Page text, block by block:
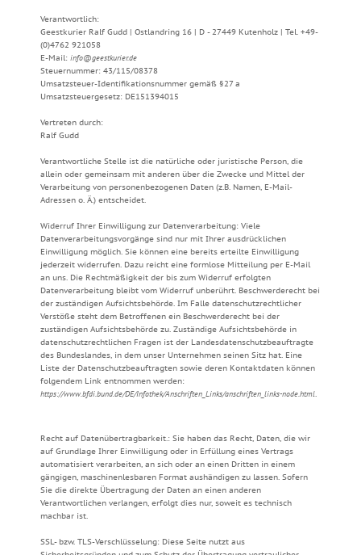
Verantwortlich:
Geestkurier Ralf Gudd | Ostlandring 16 | D - 27449 Kutenholz | Tel. +49-
(0)4762 921058
E-Mail: info@geestkurier.de
Steuernummer: 43/115/08378
Umsatzsteuer-Identifikationsnummer gemäß §27 a
Umsatzsteuergesetz: DE151394015
Vertreten durch:
Ralf Gudd
Verantwortliche Stelle ist die natürliche oder juristische Person, die
allein oder gemeinsam mit anderen über die Zwecke und Mittel der
Verarbeitung von personenbezogenen Daten (z.B. Namen, E-Mail-
Adressen o. Ä.) entscheidet.
Widerruf Ihrer Einwilligung zur Datenverarbeitung: Viele
Datenverarbeitungsvorgänge sind nur mit Ihrer ausdrücklichen
Einwilligung möglich. Sie können eine bereits erteilte Einwilligung
jederzeit widerrufen. Dazu reicht eine formlose Mitteilung per E-Mail
an uns. Die Rechtmäßigkeit der bis zum Widerruf erfolgten
Datenverarbeitung bleibt vom Widerruf unberührt. Beschwerderecht bei
der zuständigen Aufsichtsbehörde. Im Falle datenschutzrechtlicher
Verstöße steht dem Betroffenen ein Beschwerderecht bei der
zuständigen Aufsichtsbehörde zu. Zuständige Aufsichtsbehörde in
datenschutzrechtlichen Fragen ist der Landesdatenschutzbeauftragte
des Bundeslandes, in dem unser Unternehmen seinen Sitz hat. Eine
Liste der Datenschutzbeauftragten sowie deren Kontaktdaten können
folgendem Link entnommen werden:
https://www.bfdi.bund.de/DE/Infothek/Anschriften_Links/anschriften_links-node.html.
Recht auf Datenübertragbarkeit.: Sie haben das Recht, Daten, die wir
auf Grundlage Ihrer Einwilligung oder in Erfüllung eines Vertrags
automatisiert verarbeiten, an sich oder an einen Dritten in einem
gängigen, maschinenlesbaren Format aushändigen zu lassen. Sofern
Sie die direkte Übertragung der Daten an einen anderen
Verantwortlichen verlangen, erfolgt dies nur, soweit es technisch
machbar ist.
SSL- bzw. TLS-Verschlüsselung: Diese Seite nutzt aus